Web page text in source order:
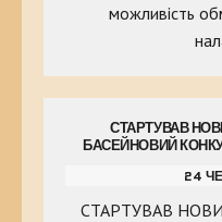
можливість
СТАРТУВАВ
БАСЕЙНОВИЙ
24
СТАРТУВАВ